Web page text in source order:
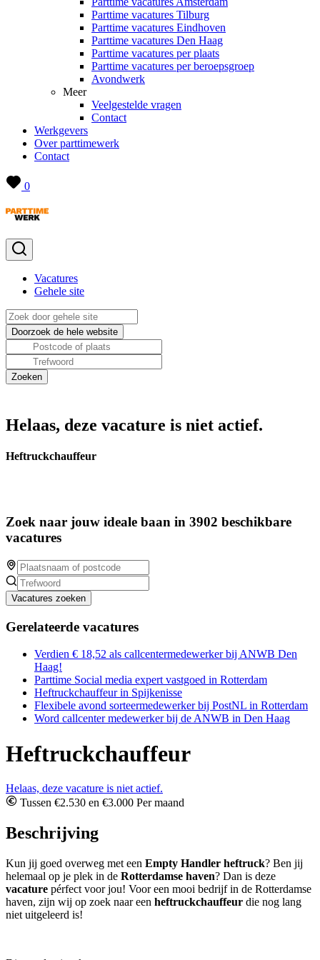
Parttime vacatures Tilburg
Parttime vacatures Eindhoven
Parttime vacatures Den Haag
Parttime vacatures per plaats
Parttime vacatures per beroepsgroep
Avondwerk
Meer
Veelgestelde vragen
Contact
Werkgevers
Over parttimewerk
Contact
0
Vacatures
Gehele site
Helaas, deze vacature is niet actief.
Heftruckchauffeur
Zoek naar jouw ideale baan in 3902 beschikbare
vacatures
Vacatures zoeken
Gerelateerde vacatures
Verdien € 18,52 als callcentermedewerker bij ANWB Den
Haag!
Parttime Social media expert vastgoed in Rotterdam
Heftruckchauffeur in Spijkenisse
Flexibele avond sorteermedewerker bij PostNL in Rotterdam
Word callcenter medewerker bij de ANWB in Den Haag
Heftruckchauffeur
Helaas, deze vacature is niet actief.
Tussen €2.530 en €3.000 Per maand
Beschrijving
Kun jij goed overweg met een Empty Handler heftruck? Ben jij
helemaal op je plek in de Rotterdamse haven? Dan is deze
vacature pérfect voor jou! Voor een mooi bedrijf in de Rotterdamse
haven, zijn wij op zoek naar een heftruckchauffeur die nog lang
niet uitgeleerd is!